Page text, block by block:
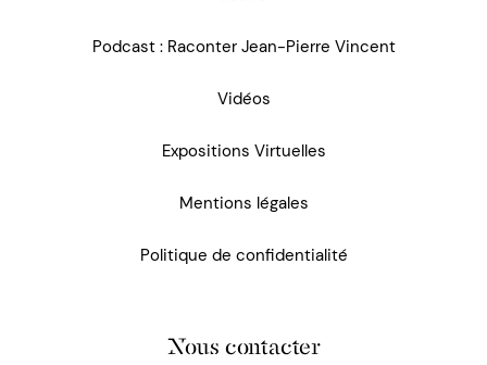
Podcast : Raconter Jean-Pierre Vincent
Vidéos
Expositions Virtuelles
Mentions légales
Politique de confidentialité
Nous contacter